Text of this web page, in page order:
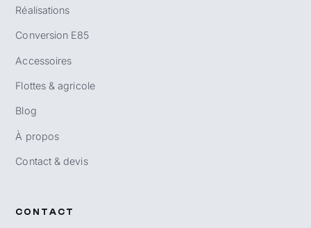
Réalisations
Conversion E85
Accessoires
Flottes & agricole
Blog
À propos
Contact & devis
CONTACT